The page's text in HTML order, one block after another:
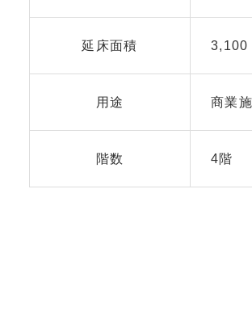
延床面積 3,100
用途 商業
階数 4階